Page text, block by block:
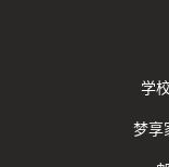
学
梦享